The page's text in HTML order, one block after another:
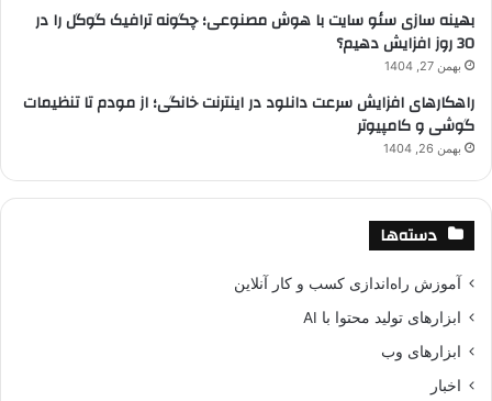
بهینه سازی سئو سایت با هوش مصنوعی؛ چگونه ترافیک گوگل را در
30 روز افزایش دهیم؟
بهمن 27, 1404
راهکارهای افزایش سرعت دانلود در اینترنت خانگی؛ از مودم تا تنظیمات
گوشی و کامپیوتر
بهمن 26, 1404
دسته‌ها
آموزش راه‌اندازی کسب و کار آنلاین
ابزارهای تولید محتوا با AI
ابزارهای وب
اخبار